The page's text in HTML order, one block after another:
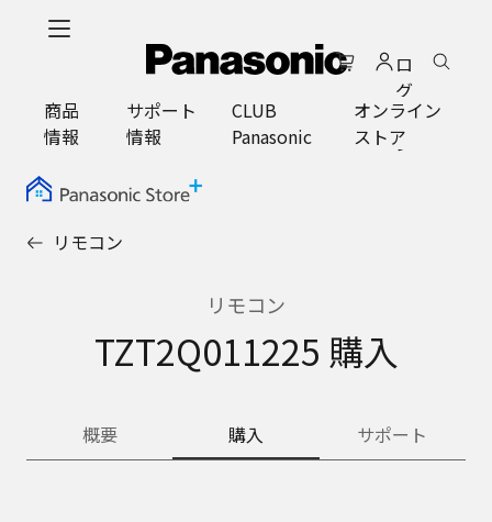
ロ
グ
イ
ン
商品
情報
サポート
情報
CLUB
Panasonic
オンライン
ストア
リモコン
リモコン
TZT2Q011225 購入
概要 購入 サポート